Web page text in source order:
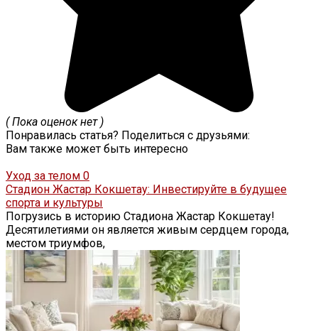
( Пока оценок нет )
Понравилась статья? Поделиться с друзьями:
Вам также может быть интересно
Уход за телом 0
Стадион Жастар Кокшетау: Инвестируйте в будущее
спорта и культуры
Погрузись в историю Стадиона Жастар Кокшетау!
Десятилетиями он является живым сердцем города,
местом триумфов,